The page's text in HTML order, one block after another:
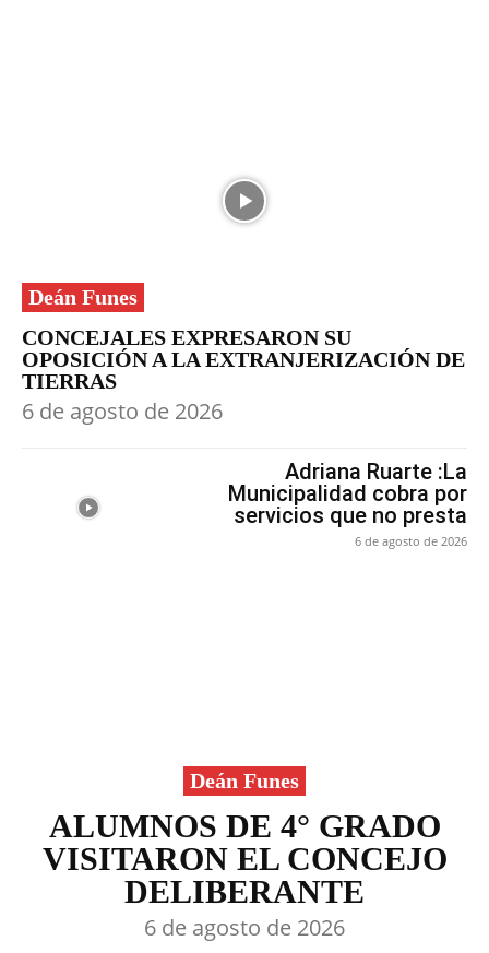
Deán Funes
CONCEJALES EXPRESARON SU
OPOSICIÓN A LA EXTRANJERIZACIÓN DE
TIERRAS
6 de agosto de 2026
Adriana Ruarte :La
Municipalidad cobra por
servicios que no presta
6 de agosto de 2026
Deán Funes
ALUMNOS DE 4° GRADO
VISITARON EL CONCEJO
DELIBERANTE
6 de agosto de 2026